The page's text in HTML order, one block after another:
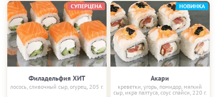
Филадельфия ХИТ
лосось, сливочный сыр, огурец, 205 г.
СУПЕРЦЕНА
Акари
креветки, угорь, помидор, мягкий
сыр, икра палтуса, соус спайси, 220 г.
НОВИНКА